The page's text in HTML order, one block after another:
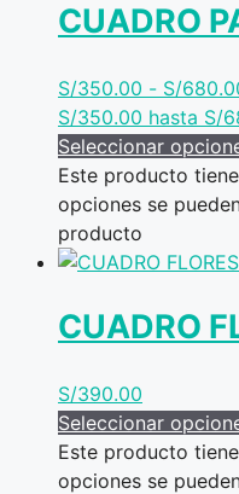
CUADRO
S/350.00 - S/
S/350.00 hasta S/
Seleccionar
Este producto
opciones se
producto
CUADRO
S/390.00
Seleccionar
Este producto
opciones se